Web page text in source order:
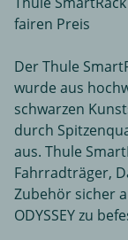
fairen Preis
Der Thule
wurde aus
schwarzen
durch
aus. Thule
Fahrradträger,
Zubehör sicher
ODYSSEY zu